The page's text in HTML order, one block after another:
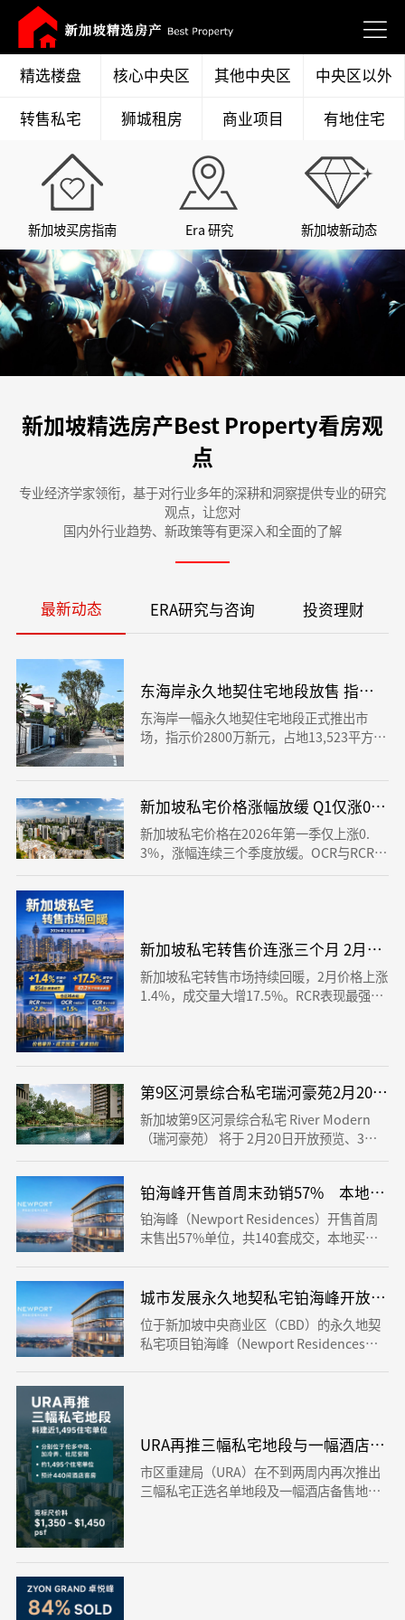
精选楼盘 核心中央区 其他中央区
中央区以外
转售私宅
狮城租房 商业项目 有地住宅
新加坡买房指南 Era 研究 新加坡新动态
新加坡精选房产Best Property看房观
点
专业经济学家领衔，基于对行业多年的深耕和洞察提供专业的研究
观点，让您对
国内外行业趋势、新政策等有更深入和全面的了解
最新动态 ERA研究与咨询 投资理财
东海岸永久地契住宅地段放售 指示价
东海岸一幅永久地契住宅地段正式推出市
场，指示价2800万新元，占地13,523平方英
lap MRT，吸引高净值人士及开发商关注。
新加坡私宅价格涨幅放缓 Q1仅涨0.3%
新加坡私宅价格在2026年第一季仅上涨0.
3%，涨幅连续三个季度放缓。OCR与RCR仍
稳健增长，CCR开始回稳，市场进入理性阶
新加坡私宅转售价连涨三个月 2月上涨
新加坡私宅转售市场持续回暖，2月价格上涨
1.4%，成交量大增17.5%。RCR表现最强，
第9区河景综合私宅瑞河豪苑2月20日
新加坡第9区河景综合私宅 River Modern
（瑞河豪苑） 将于 2月20日开放预览、3月7
日开售。项目共455个单位，毗邻Great Wor
铂海峰开售首周末劲销57% 本地买家
铂海峰（Newport Residences）开售首周
末售出57%单位，共140套成交，本地买家
城市发展永久地契私宅铂海峰开放预
位于新加坡中央商业区（CBD）的永久地契
私宅项目铂海峰（Newport Residences）
URA再推三幅私宅地段与一幅酒店地
市区重建局（URA）在不到两周内再次推出
三幅私宅正选名单地段及一幅酒店备售地